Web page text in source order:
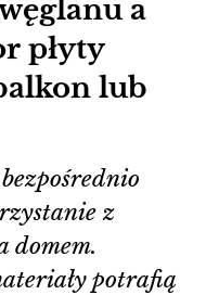
a
płyty
lub
z
domem.
potrafią